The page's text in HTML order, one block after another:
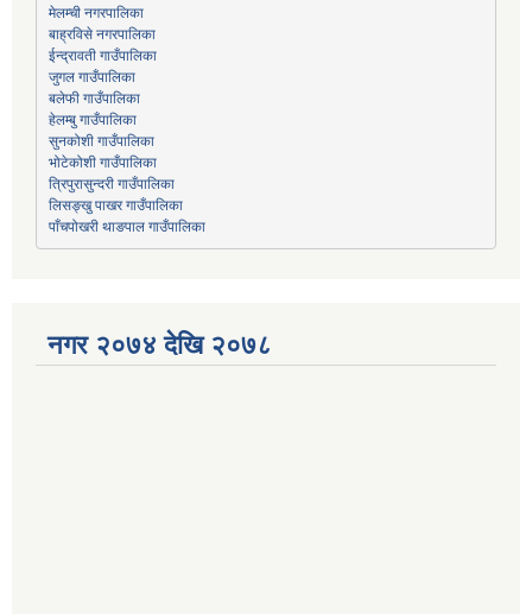
मेलम्ची नगरपालिका
बाह्रविसे नगरपालिका
ईन्द्रावती गाउँपालिका
जुगल गाउँपालिका
बलेफी गाउँपालिका
हेलम्बु गाउँपालिका
सुनकोशी गाउँपालिका
भोटेकोशी गाउँपालिका
त्रिपुरासुन्दरी गाउँपालिका
लिसङ्खु पाखर गाउँपालिका
पाँचपोखरी थाङपाल गाउँपालिका
नगर २०७४ देखि २०७८